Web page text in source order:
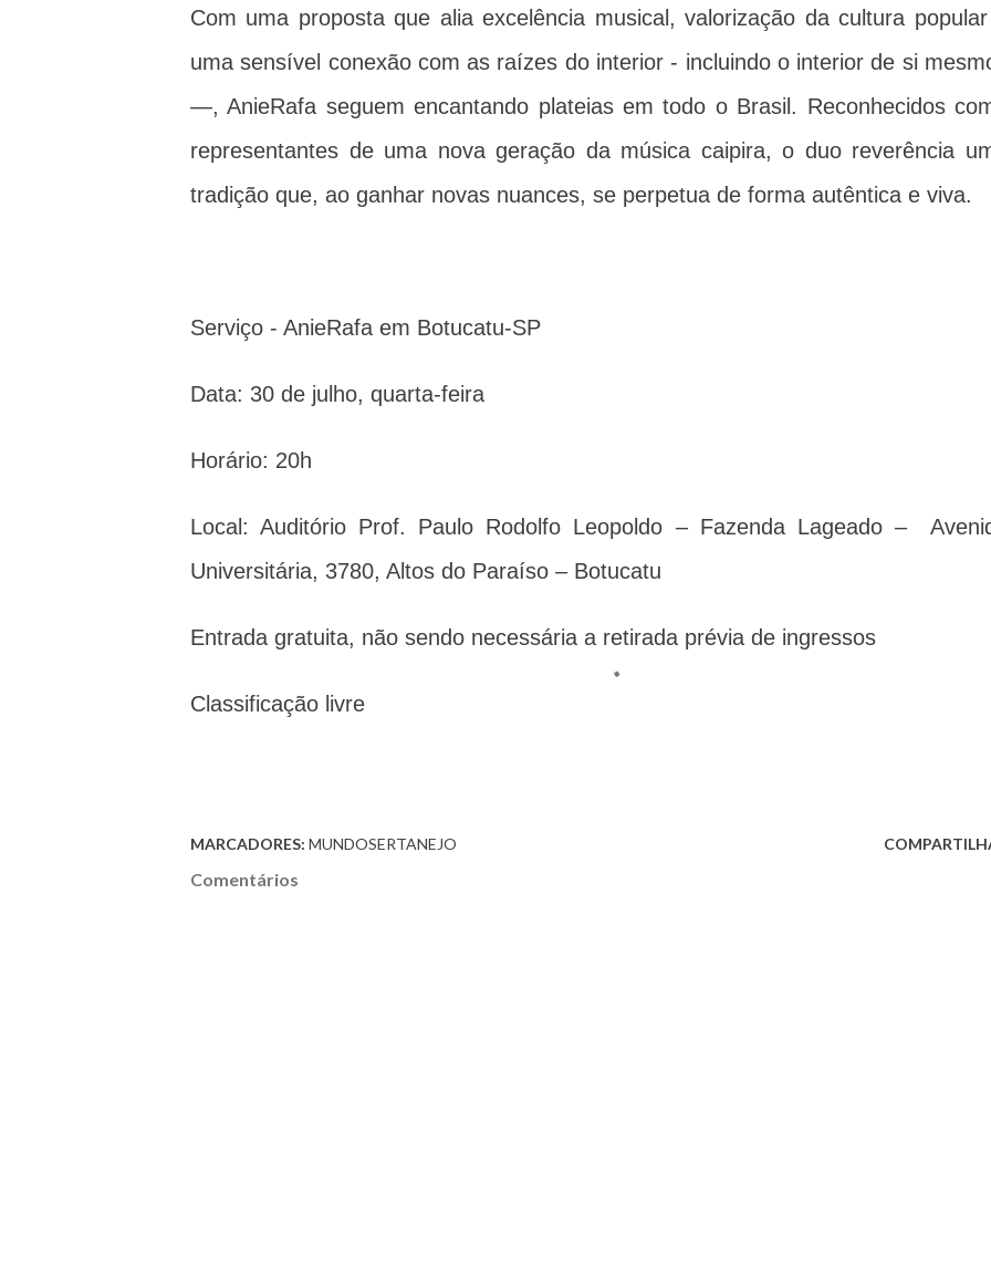
Com uma proposta que alia excelência musical, valorização da cultura
uma sensível conexão com as raízes do interior - incluindo o interior de si
—, AnieRafa seguem encantando plateias em todo o Brasil. Reconhecidos
representantes de uma nova geração da música caipira, o duo reverência
tradição que, ao ganhar novas nuances, se perpetua de forma autêntica e viva.
Serviço - AnieRafa em Botucatu-SP
Data: 30 de julho, quarta-feira
Horário: 20h
Local: Auditório Prof. Paulo Rodolfo Leopoldo – Fazenda Lageado –
Universitária, 3780, Altos do Paraíso – Botucatu
Entrada gratuita, não sendo necessária a retirada prévia de ingressos
Classificação livre
MARCADORES: MUNDOSERTANEJO
Comentários